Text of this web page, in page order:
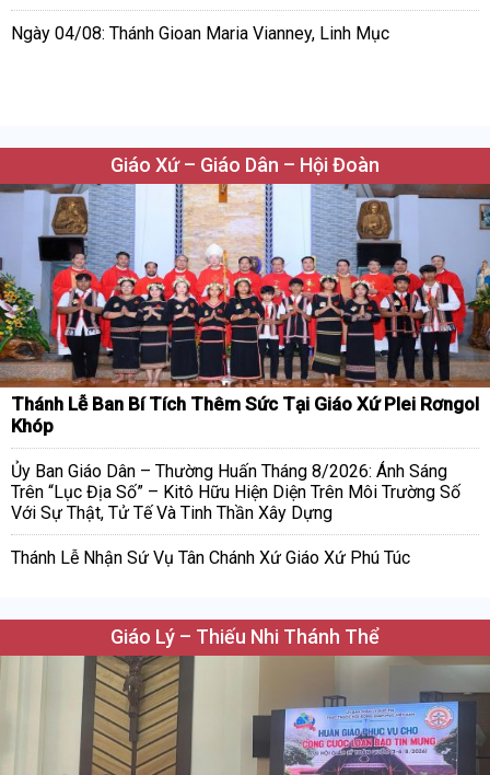
Ngày 04/08: Thánh Gioan Maria Vianney, Linh Mục
Giáo Xứ – Giáo Dân – Hội Đoàn
Thánh Lễ Ban Bí Tích Thêm Sức Tại Giáo Xứ Plei Rơngol
Khóp
Ủy Ban Giáo Dân – Thường Huấn Tháng 8/2026: Ánh Sáng
Trên “Lục Địa Số” – Kitô Hữu Hiện Diện Trên Môi Trường Số
Với Sự Thật, Tử Tế Và Tinh Thần Xây Dựng
Thánh Lễ Nhận Sứ Vụ Tân Chánh Xứ Giáo Xứ Phú Túc
Giáo Lý – Thiếu Nhi Thánh Thể